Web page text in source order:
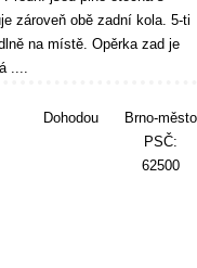
zároveň obě zadní kola. 5-ti
na místě. Opěrka zad je
....
Dohodou
Brno-město
PSČ:
62500